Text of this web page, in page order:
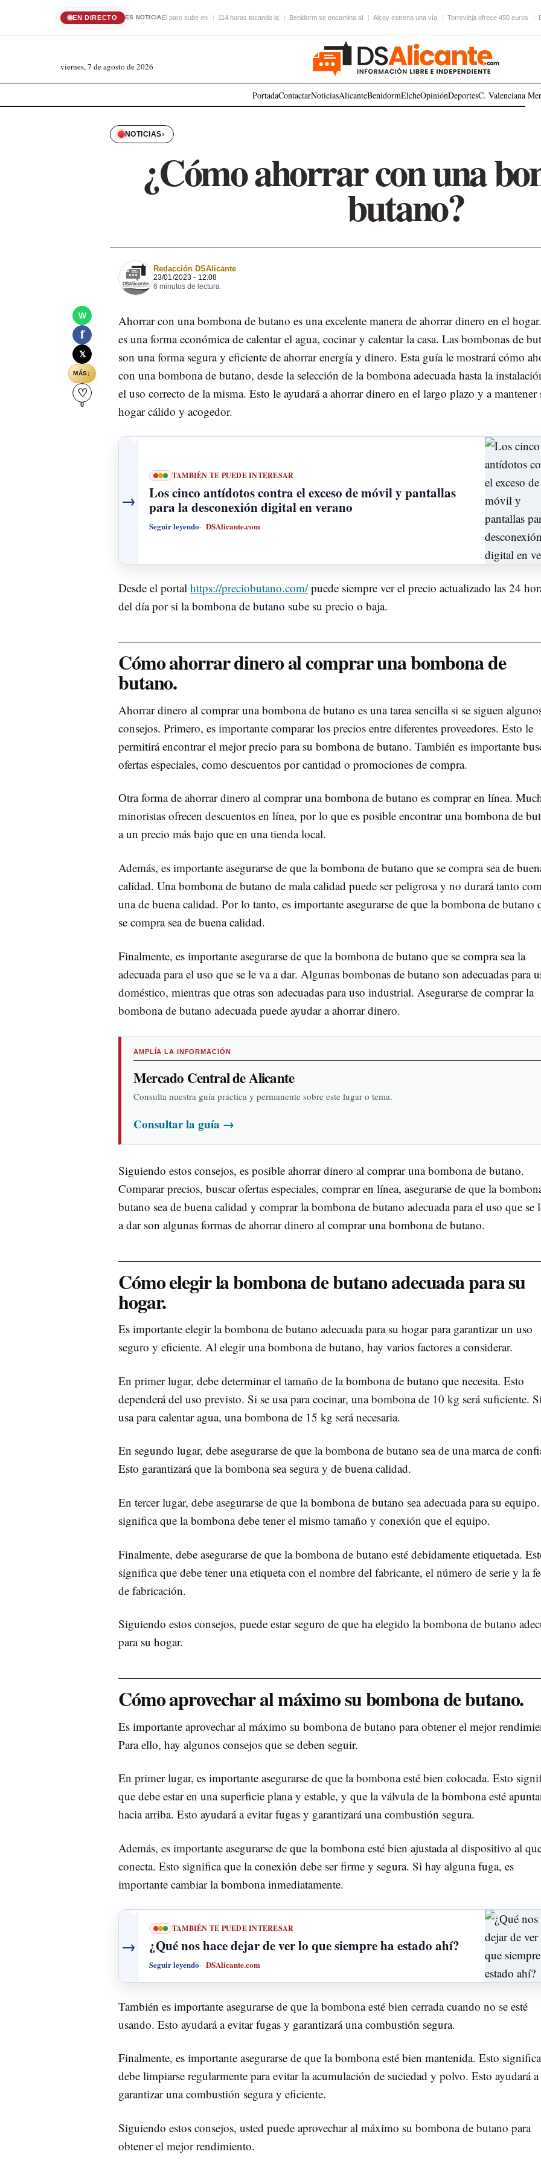
EN DIRECTO ES NOTICIAEl paro sube en 114 horas tocando la Benidorm se encamina al Alcoy estrena una vía Torrevieja ofrece 450 euros
viernes, 7 de agosto de 2026
PortadaContactarNoticiasAlicanteBenidormElcheOpiniónDeportesC. Valenciana
NOTICIAS›
¿Cómo ahorrar con una
butano?
W
f
𝕏
MÁS↓
♡
0
Redacción DSAlicante
23/01/2023 - 12:08
6 minutos de lectura
Ahorrar con una bombona de butano es una excelente manera de ahorrar dinero en el
es una forma económica de calentar el agua, cocinar y calentar la casa. Las bombonas de
son una forma segura y eficiente de ahorrar energía y dinero. Esta guía le mostrará cómo
con una bombona de butano, desde la selección de la bombona adecuada hasta la
el uso correcto de la misma. Esto le ayudará a ahorrar dinero en el largo plazo y a mantener
hogar cálido y acogedor.
→
TAMBIÉN TE PUEDE INTERESAR
Los cinco antídotos contra el exceso de móvil y pantallas
para la desconexión digital en verano
Seguir leyendo DSAlicante.com
Desde el portal https://preciobutano.com/puede siempre ver el precio actualizado las 24
del día por si la bombona de butano sube su precio o baja.
Cómo ahorrar dinero al comprar una bombona de
butano.
Ahorrar dinero al comprar una bombona de butano es una tarea sencilla si se siguen
consejos. Primero, es importante comparar los precios entre diferentes proveedores. Esto le
permitirá encontrar el mejor precio para su bombona de butano. También es importante
ofertas especiales, como descuentos por cantidad o promociones de compra.
Otra forma de ahorrar dinero al comprar una bombona de butano es comprar en línea.
minoristas ofrecen descuentos en línea, por lo que es posible encontrar una bombona de
a un precio más bajo que en una tienda local.
Además, es importante asegurarse de que la bombona de butano que se compra sea de
calidad. Una bombona de butano de mala calidad puede ser peligrosa y no durará tanto
una de buena calidad. Por lo tanto, es importante asegurarse de que la bombona de butano
se compra sea de buena calidad.
Finalmente, es importante asegurarse de que la bombona de butano que se compra sea la
adecuada para el uso que se le va a dar. Algunas bombonas de butano son adecuadas para
doméstico, mientras que otras son adecuadas para uso industrial. Asegurarse de comprar la
bombona de butano adecuada puede ayudar a ahorrar dinero.
AMPLÍA LA INFORMACIÓN
Mercado Central de Alicante
Consulta nuestra guía práctica y permanente sobre este lugar o tema.
Consultar la guía →
Siguiendo estos consejos, es posible ahorrar dinero al comprar una bombona de butano.
Comparar precios, buscar ofertas especiales, comprar en línea, asegurarse de que la
butano sea de buena calidad y comprar la bombona de butano adecuada para el uso que se
a dar son algunas formas de ahorrar dinero al comprar una bombona de butano.
Cómo elegir la bombona de butano adecuada para su
hogar.
Es importante elegir la bombona de butano adecuada para su hogar para garantizar un uso
seguro y eficiente. Al elegir una bombona de butano, hay varios factores a considerar.
En primer lugar, debe determinar el tamaño de la bombona de butano que necesita. Esto
dependerá del uso previsto. Si se usa para cocinar, una bombona de 10 kg será suficiente.
usa para calentar agua, una bombona de 15 kg será necesaria.
En segundo lugar, debe asegurarse de que la bombona de butano sea de una marca de
Esto garantizará que la bombona sea segura y de buena calidad.
En tercer lugar, debe asegurarse de que la bombona de butano sea adecuada para su
significa que la bombona debe tener el mismo tamaño y conexión que el equipo.
Finalmente, debe asegurarse de que la bombona de butano esté debidamente etiquetada.
significa que debe tener una etiqueta con el nombre del fabricante, el número de serie y la
de fabricación.
Siguiendo estos consejos, puede estar seguro de que ha elegido la bombona de butano
para su hogar.
Cómo aprovechar al máximo su bombona de butano.
Es importante aprovechar al máximo su bombona de butano para obtener el mejor
Para ello, hay algunos consejos que se deben seguir.
En primer lugar, es importante asegurarse de que la bombona esté bien colocada. Esto
que debe estar en una superficie plana y estable, y que la válvula de la bombona esté
hacia arriba. Esto ayudará a evitar fugas y garantizará una combustión segura.
Además, es importante asegurarse de que la bombona esté bien ajustada al dispositivo al
conecta. Esto significa que la conexión debe ser firme y segura. Si hay alguna fuga, es
importante cambiar la bombona inmediatamente.
→
TAMBIÉN TE PUEDE INTERESAR
¿Qué nos hace dejar de ver lo que siempre ha estado ahí?
Seguir leyendo DSAlicante.com
También es importante asegurarse de que la bombona esté bien cerrada cuando no se esté
usando. Esto ayudará a evitar fugas y garantizará una combustión segura.
Finalmente, es importante asegurarse de que la bombona esté bien mantenida. Esto
debe limpiarse regularmente para evitar la acumulación de suciedad y polvo. Esto ayudará a
garantizar una combustión segura y eficiente.
Siguiendo estos consejos, usted puede aprovechar al máximo su bombona de butano para
obtener el mejor rendimiento.